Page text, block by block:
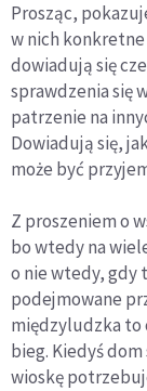
Prosząc,
w nich
dowiadują się
sprawdzenia się
patrzenie na
Dowiadują się,
może być
Z proszeniem o
bo wtedy na
o nie wtedy, gdy
podejmowane
międzyludzka to
bieg. Kiedyś dom
wioskę